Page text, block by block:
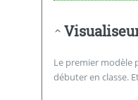
Le premier modèle
débuter en classe.